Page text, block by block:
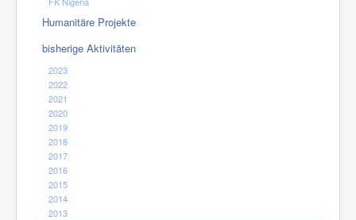
Humanitäre Projekte
bisherige Aktivitäten
2023
2022
2021
2020
2019
2018
2017
2016
2015
2014
2013